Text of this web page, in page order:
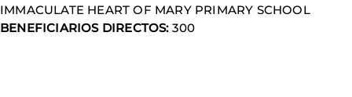
IMMACULATE HEART OF MARY PRIMARY SCHOOL
BENEFICIARIOS DIRECTOS:300